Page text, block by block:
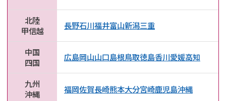
北陸
甲信越
長野石川福井富山新潟三重
中国
四国
広島岡山山口島根鳥取徳島香川愛媛高知
九州
沖縄
福岡佐賀長崎熊本大分宮崎鹿児島沖縄